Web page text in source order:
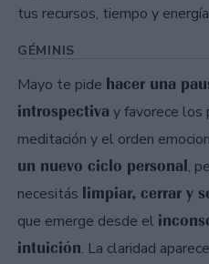
tus recursos, tiempo y
GÉMINIS
Mayo te pide hacer una
introspectiva y favorece los
meditación y el orden
un nuevo ciclo personal,
necesitás limpiar, cerrar y
que emerge desde el
intuición. La claridad